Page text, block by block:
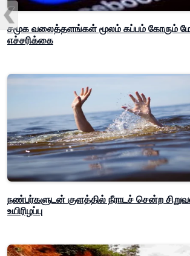
சமூக வலைத்தளங்கள் மூலம் கப்பம் கோரும்
எச்சரிக்கை
நண்பர்களுடன் குளத்தில் நீராடச் சென்ற
உயிரிழப்பு